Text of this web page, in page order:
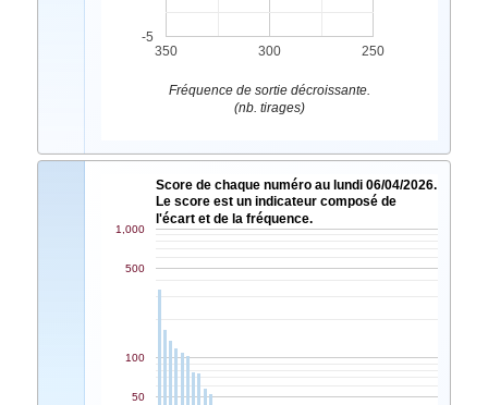
350 300 250
-5
Fréquence de sortie décroissante.
(nb. tirages)
Score de chaque numéro au lundi 06/04/2026.
Le score est un indicateur composé de
l'écart et de la fréquence.
50
100
500
1,000